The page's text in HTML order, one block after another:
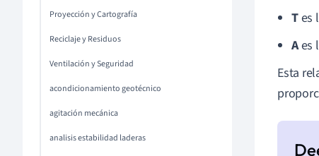
Proyección y Cartografía
Reciclaje y Residuos
Ventilación y Seguridad
acondicionamiento geotécnico
agitación mecánica
analisis estabilidad laderas
Tes
Aes
Esta